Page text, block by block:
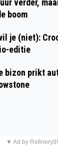
uur verder,
boom
je (niet):
editie
bizon prikt
▼ Ad by